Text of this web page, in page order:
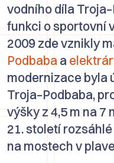
vodního díla
funkci o sportovní
2009 zde vznikly
Podbaba a
modernizace byla
Troja–Podbaba,
výšky z 4,5 m na 7
21. století
na mostech v